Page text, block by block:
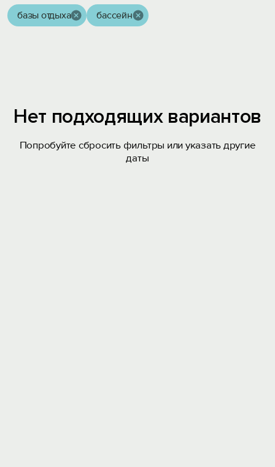
базы отдыха бассейн
Нет подходящих вариантов
Попробуйте сбросить фильтры или указать другие
даты